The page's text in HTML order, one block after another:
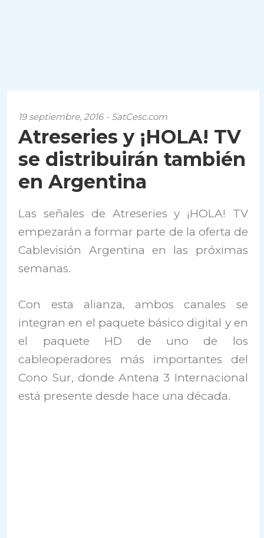
19 septiembre, 2016 - SatCesc.com
Atreseries y ¡HOLA! TV
se distribuirán también
en Argentina
Las señales de Atreseries y ¡HOLA! TV
empezarán a formar parte de la oferta de
Cablevisión Argentina en las próximas
semanas.
Con esta alianza, ambos canales se
integran en el paquete básico digital y en
el paquete HD de uno de los
cableoperadores más importantes del
Cono Sur, donde Antena 3 Internacional
está presente desde hace una década.